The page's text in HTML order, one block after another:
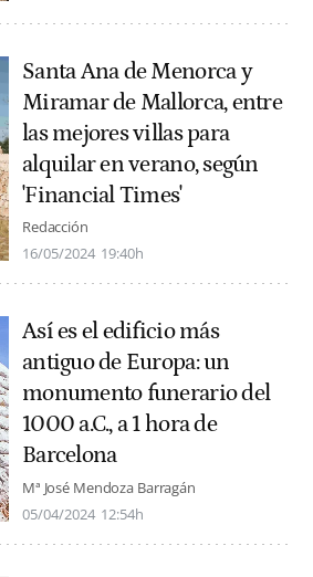
Santa Ana de Menorca y
Miramar de Mallorca, entre
las mejores villas para
alquilar en verano, según
'Financial Times'
Redacción
16/05/2024 19:40h
Así es el edificio más
antiguo de Europa: un
monumento funerario del
1000 a.C., a 1 hora de
Barcelona
Mª José Mendoza Barragán
05/04/2024 12:54h